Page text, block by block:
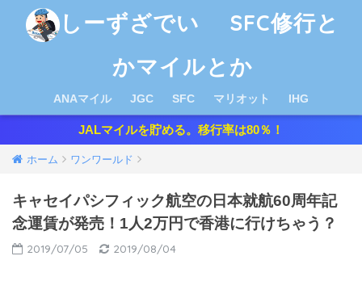
しーずざでい SFC修行と
かマイルとか
ANAマイル JGC SFC マリオット IHG
JALマイルを貯める。移行率は80％！
ホーム ワンワールド
キャセイパシフィック航空の日本就航60周年記
念運賃が発売！1人2万円で香港に行けちゃう？
2019/07/05 2019/08/04